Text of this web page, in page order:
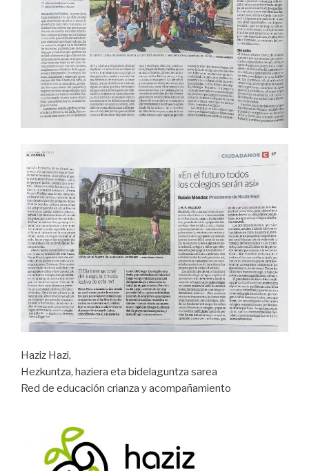
Haziz Hazi,
Hezkuntza, haziera eta bidelaguntza sarea
Red de educación crianza y acompañamiento